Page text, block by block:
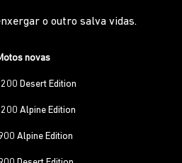
o outro salva vidas.
novas
Desert Edition
Alpine Edition
Alpine Edition